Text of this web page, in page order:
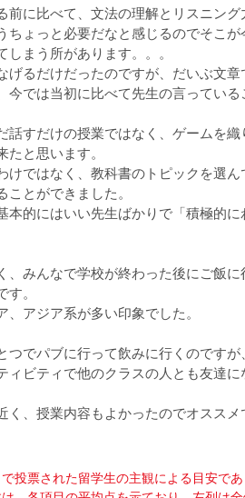
前に比べて、文法の理解とリスニング
ちょっと必要だなと感じるのでそこが
しまう所があります。。。
げるだけだったのですが、だいぶ文
今では当初に比べて先生の言ってい
話すだけの授業ではなく、ゲームを
たと思います。
けではなく、教科書のトピックを選
ことができました。
本的にはいい先生ばかりで「積極的
、みんなで学校が終わった後にご飯
。
、アジア系が多い印象でした。
つでパブに行って飲みに行くのです
ィビティで他のクラスの人とも友達に
く、授業内容もよかったのでオススメ
投票された留学生の主観による目安で